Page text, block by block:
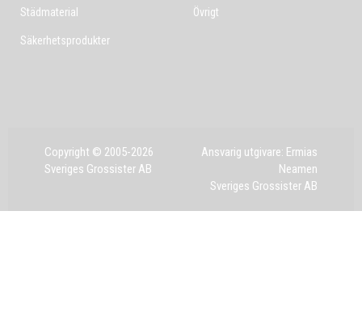
Städmaterial
Säkerhetsprodukter
Övrigt
Copyright © 2005-2026
Sveriges Grossister AB
Ansvarig utgivare: Ermias
Neamen
Sveriges Grossister AB